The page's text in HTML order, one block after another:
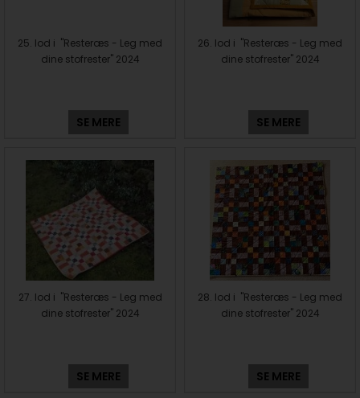
25. lod i "Resteræs - Leg med
dine stofrester" 2024
SE MERE
26. lod i "Resteræs - Leg med
dine stofrester" 2024
SE MERE
27. lod i "Resteræs - Leg med
dine stofrester" 2024
SE MERE
28. lod i "Resteræs - Leg med
dine stofrester" 2024
SE MERE